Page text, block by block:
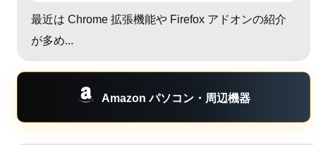
最近は Chrome 拡張機能や Firefox アドオンの紹介
が多め...
Amazon パソコン・周辺機器